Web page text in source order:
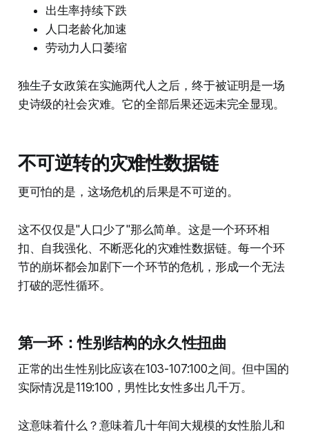
出生率持续下跌
人口老龄化加速
劳动力人口萎缩
独生子女政策在实施两代人之后，终于被证明是一场
史诗级的社会灾难。它的全部后果还远未完全显现。
不可逆转的灾难性数据链
更可怕的是，这场危机的后果是不可逆的。
这不仅仅是"人口少了"那么简单。这是一个环环相
扣、自我强化、不断恶化的灾难性数据链。每一个环
节的崩坏都会加剧下一个环节的危机，形成一个无法
打破的恶性循环。
第一环：性别结构的永久性扭曲
正常的出生性别比应该在103-107:100之间。但中国的
实际情况是119:100，男性比女性多出几千万。
这意味着什么？意味着几十年间大规模的女性胎儿和